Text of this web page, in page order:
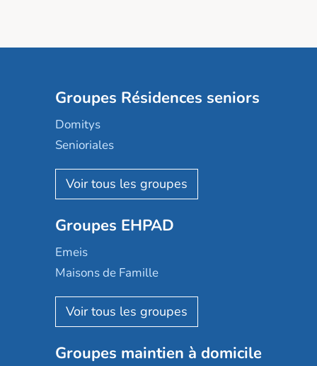
Groupes Résidences seniors
Domitys
Senioriales
Nohée
Les Résidentiels
Mobicap
Domusvi
Happy Senior
Aquarelia
Nexity edenea
Les jardins d'Arcadie
Groupes EHPAD
Emeis
Maisons de Famille
Korian
Emera
Groupe SOS
Groupes maintien à domicile